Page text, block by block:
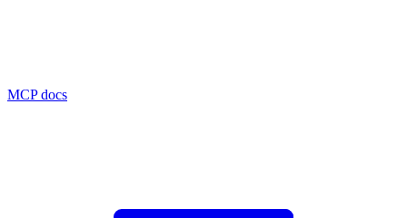
MCP docs